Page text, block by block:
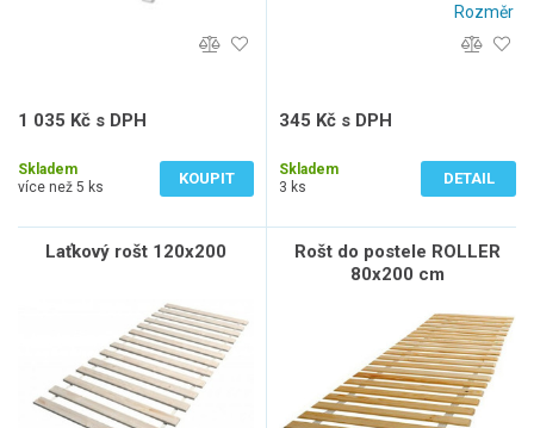
1 035 Kč s DPH
Skladem
více než 5 ks
KOUPIT
Rozměr
345 Kč s DPH
Skladem
3 ks
DETAIL
Laťkový rošt 120x200
Rošt do postele ROLLER
80x200 cm